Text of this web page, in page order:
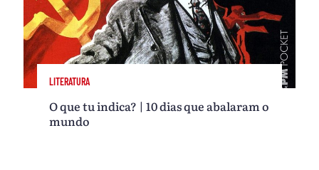
LITERATURA
O que tu indica? | 10 dias que abalaram o
mundo